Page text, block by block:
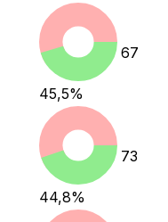
45,5%
67
44,8%
73